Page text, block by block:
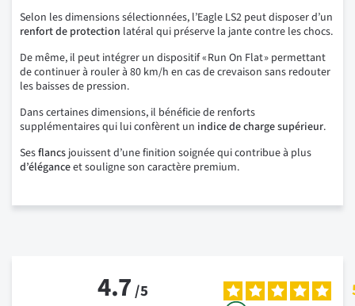
Selon les dimensions sélectionnées, l’Eagle LS2 peut disposer d’un
renfort de protection latéral qui préserve la jante contre les chocs.
De même, il peut intégrer un dispositif « Run On Flat » permettant
de continuer à rouler à 80 km/h en cas de crevaison sans redouter
les baisses de pression.
Dans certaines dimensions, il bénéficie de renforts
supplémentaires qui lui confèrent un indice de charge supérieur.
Sesflancs jouissent d’une finition soignée qui contribue à plus
d’éléganceet souligne son caractère premium.
4.7/5